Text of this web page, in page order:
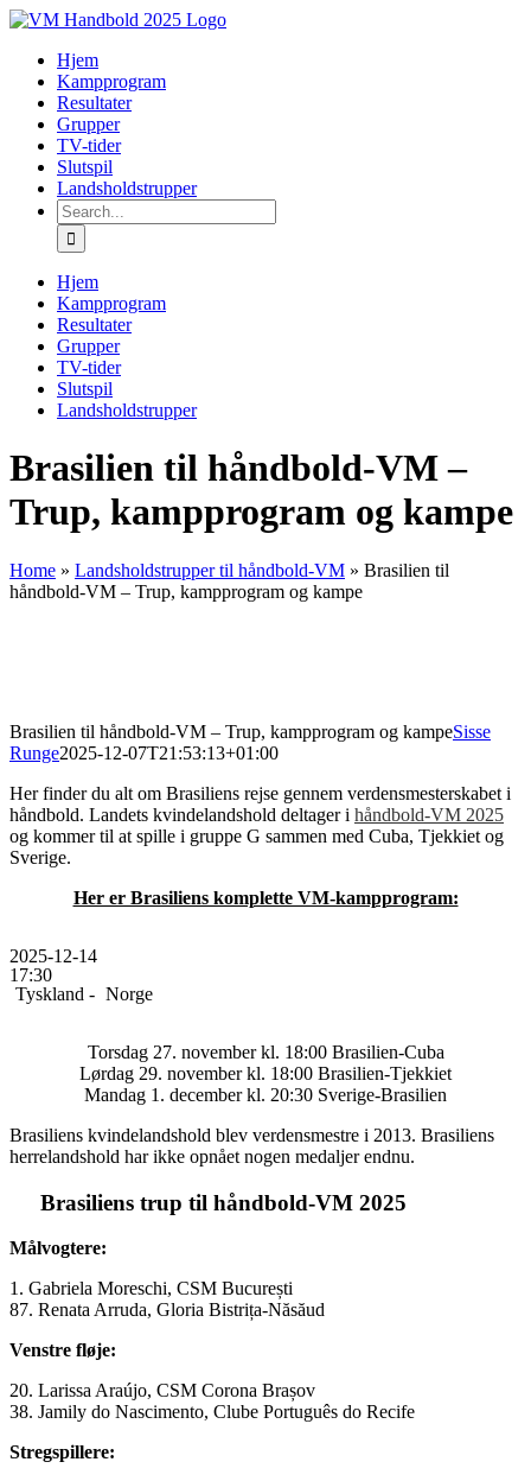
Skip
contentHjem
Kampprogram
Resultater
Grupper
TV-tider
Slutspil
Landsholdstrupper
Search
for:
Hjem
Kampprogram
Resultater
Grupper
TV-tider
Slutspil
Landsholdstrupper
Brasilien til håndbold-VM –
Trup, kampprogram og kampe
Home » Landsholdstrupper til håndbold-VM » Brasilien til
håndbold-VM – Trup, kampprogram og kampe
Brasilien til håndbold-VM – Trup, kampprogram og kampeSisse
Runge2025-12-07T21:53:13+01:00
Her finder du alt om Brasiliens rejse gennem verdensmesterskabet i
håndbold. Landets kvindelandshold deltager i håndbold-VM 2025
og kommer til at spille i gruppe G sammen med Cuba, Tjekkiet og
Sverige.
Her er Brasiliens komplette VM-kampprogram:
2025-12-14
17:30
Tyskland - Norge
Torsdag 27. november kl. 18:00 Brasilien-Cuba
Lørdag 29. november kl. 18:00 Brasilien-Tjekkiet
Mandag 1. december kl. 20:30 Sverige-Brasilien
Brasiliens kvindelandshold blev verdensmestre i 2013. Brasiliens
herrelandshold har ikke opnået nogen medaljer endnu.
Brasiliens trup til håndbold-VM 2025
Målvogtere:
1. Gabriela Moreschi, CSM București
87. Renata Arruda, Gloria Bistrița-Năsăud
Venstre fløje:
20. Larissa Araújo, CSM Corona Brașov
38. Jamily do Nascimento, Clube Português do Recife
Stregspillere: